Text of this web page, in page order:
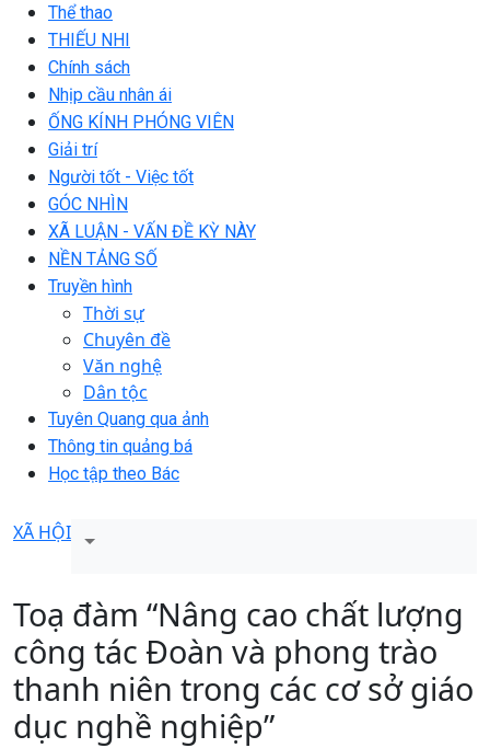
Thể thao
THIẾU NHI
Chính sách
Nhịp cầu nhân ái
ỐNG KÍNH PHÓNG VIÊN
Giải trí
Người tốt - Việc tốt
GÓC NHÌN
XÃ LUẬN - VẤN ĐỀ KỲ NÀY
NỀN TẢNG SỐ
Truyền hình
Thời sự
Chuyên đề
Văn nghệ
Dân tộc
Tuyên Quang qua ảnh
Thông tin quảng bá
Học tập theo Bác
XÃ HỘI
Toạ đàm “Nâng cao chất lượng
công tác Đoàn và phong trào
thanh niên trong các cơ sở giáo
dục nghề nghiệp”